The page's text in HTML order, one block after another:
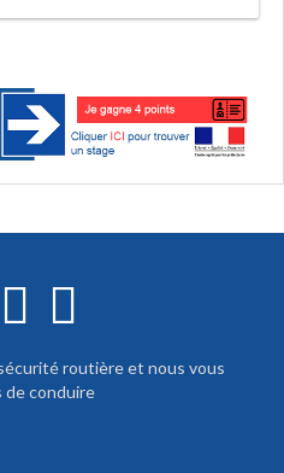
routière et nous vous
de conduire